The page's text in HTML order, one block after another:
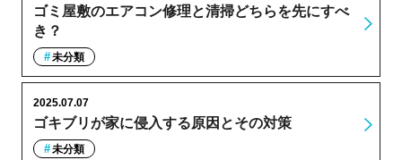
ゴミ屋敷のエアコン修理と清掃どちらを先にすべ
き？
未分類
ゴキブリが家に侵入する原因とその対策
2025.07.07
未分類